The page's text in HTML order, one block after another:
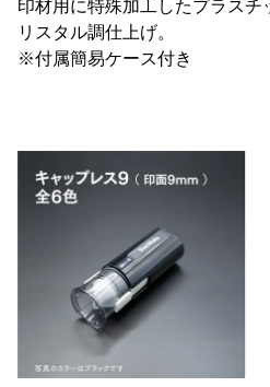
印材用に特殊加工したプラスチ
リスタル調仕上げ。
※付属簡易ケース付き